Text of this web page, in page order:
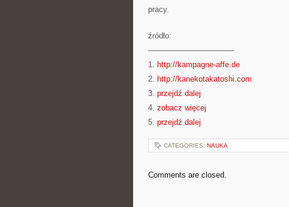
pracy.
źródło:
———————————
1. http://kampagne-affe.de
2. http://kanekotakatoshi.com
3. przejdź dalej
4. zobacz więcej
5. przejdź dalej
CATEGORIES: NAUKA
Comments are closed.